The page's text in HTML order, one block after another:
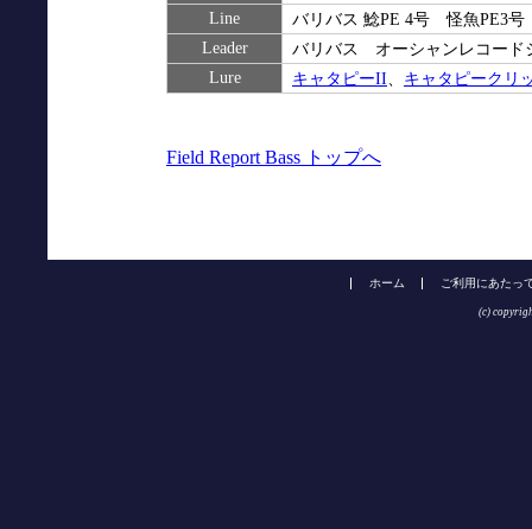
Line
バリバス 鯰PE 4号 怪魚PE3号
Leader
バリバス オーシャンレコード
Lure
キャタピーII キャタピークリ
Field Report Bass トップへ
ホーム ご利用にあたっ
(c)